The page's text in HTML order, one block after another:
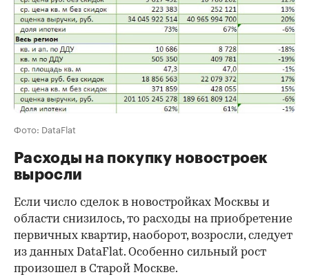
Фото: DataFlat
Расходы на покупку новостроек
выросли
Если число сделок в новостройках Москвы и
области снизилось, то расходы на приобретение
первичных квартир, наоборот, возросли, следует
из данных DataFlat. Особенно сильный рост
произошел в Старой Москве.